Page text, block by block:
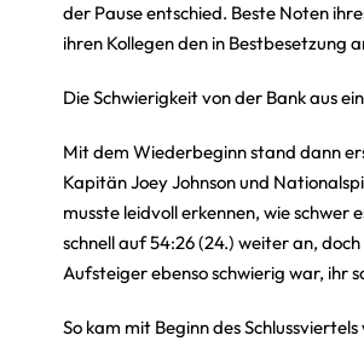
der Pause entschied. Beste Noten
ihren Kollegen den in Bestbesetzung
Die Schwierigkeit von der Bank aus
Mit dem Wiederbeginn stand dann
Kapitän Joey Johnson und
musste leidvoll erkennen, wie schwer
schnell auf 54:26 (24.) weiter an,
Aufsteiger ebenso schwierig war, ihr
So kam mit Beginn des